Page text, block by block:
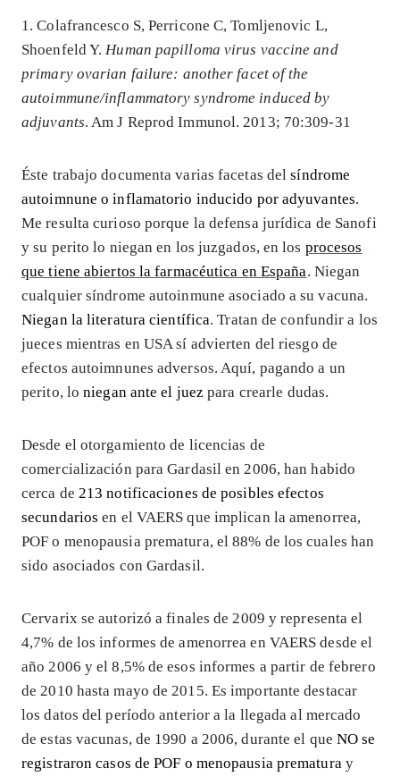
1. Colafrancesco S, Perricone C, Tomljenovic L,
Shoenfeld Y. Human papilloma virus vaccine and
primary ovarian failure: another facet of the
autoimmune/inflammatory syndrome induced by
adjuvants. Am J Reprod Immunol. 2013; 70:309-31
Éste trabajo documenta varias facetas delsíndrome
autoimnune o inflamatorio inducido por adyuvantes.
Me resulta curioso porque la defensa jurídica de Sanofi
y su perito lo niegan en los juzgados, en los procesos
que tiene abiertos la farmacéutica en España. Niegan
cualquier síndrome autoinmune asociado a su vacuna.
Niegan la literatura científica. Tratan de confundir a los
jueces mientras en USA sí advierten del riesgo de
efectos autoimnunes adversos. Aquí, pagando a un
perito, loniegan ante el juez para crearle dudas.
Desde el otorgamiento de licencias de
comercialización para Gardasil en 2006, han habido
cerca de 213 notificaciones de posibles efectos
secundarios en el VAERS que implican la amenorrea,
POF o menopausia prematura, el 88% de los cuales han
sido asociados con Gardasil.
Cervarix se autorizó a finales de 2009 y representa el
4,7% de los informes de amenorrea en VAERS desde el
año 2006 y el 8,5% de esos informes a partir de febrero
de 2010 hasta mayo de 2015. Es importante destacar
los datos del período anterior a la llegada al mercado
de estas vacunas, de 1990 a 2006, durante el que NO se
registraron casos de POF o menopausia prematura y